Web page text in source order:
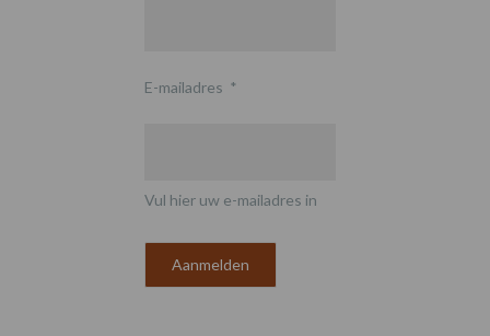
E-mailadres *
Vul hier uw e-mailadres in